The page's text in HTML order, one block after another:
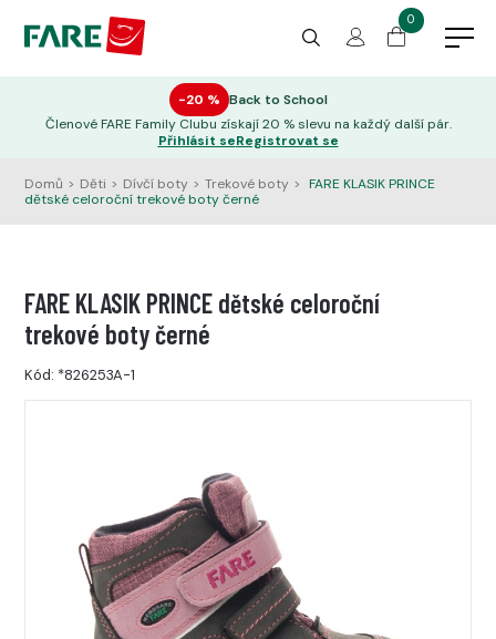
0
−20 % Back to School
Členové FARE Family Clubu získají 20 % slevu na každý další pár.
Přihlásit seRegistrovat se
Domů > Děti > Dívčí boty > Trekové boty > FARE KLASIK PRINCE
dětské celoroční trekové boty černé
FARE KLASIK PRINCE dětské celoroční
trekové boty černé
Kód: *826253A-1